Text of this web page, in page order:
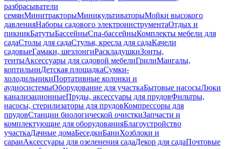
разбрасыватели
семянМинитракторыМиникультиваторыМойки высокого
давленияНаборы садового электроинструментаОтдых и
пикникБатутыБассейныСпа-бассейныКомплекты мебели для
садаСтолы для садаСтулья, кресла для садаКачели
садовыеГамаки, шезлонгиРаскладушкиЗонты,
тентыАксессуары для садовой мебелиГрилиМангалы,
коптильниДетская площадкаСумки-
холодильникиПортативные колонки и
аудиосистемыОборудование для участкаБытовые насосыЛюки
канализационныеПруды, аксессуары для прудовФильтры,
насосы, стерилизаторы для прудовКомпрессоры для
прудовСтанции биологической очисткиЗапчасти и
комплектующие для оборудованияБлагоустройство
участкаДачные домаБеседкиБаниХозблоки и
сараиАксессуары для озеленения садаДекор для садаПочтовые